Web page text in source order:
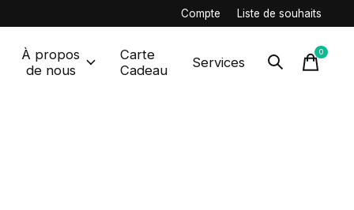
Compte Liste de souhaits
À propos
de nous
Carte
Cadeau
Services
0items